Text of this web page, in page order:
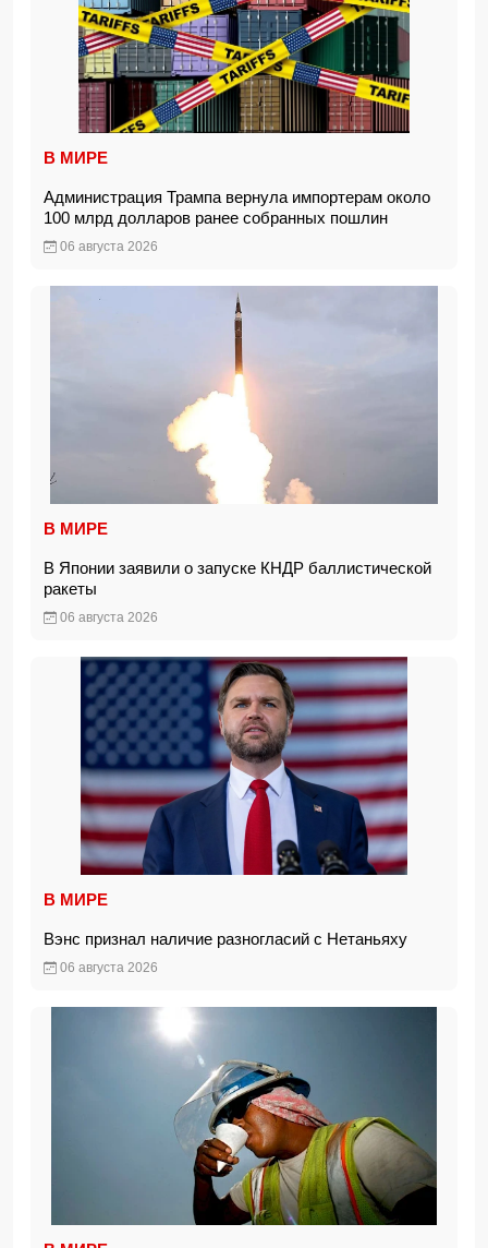
В МИРЕ
Администрация Трампа вернула импортерам около
100 млрд долларов ранее собранных пошлин
06 августа 2026
В МИРЕ
В Японии заявили о запуске КНДР баллистической
ракеты
06 августа 2026
В МИРЕ
Вэнс признал наличие разногласий с Нетаньяху
06 августа 2026